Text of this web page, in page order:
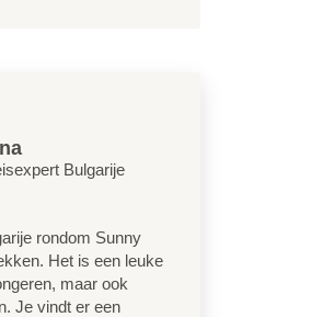
Bulgarije
rondom Sunny
Het is een leuke
maar ook
Je vindt er een